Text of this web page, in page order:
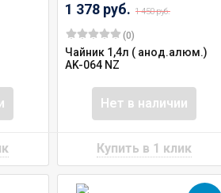
1 378 руб. 1 450 руб.
(0)
Чайник 1,4л ( анод.алюм.)
AK-064 NZ
Нет в наличии